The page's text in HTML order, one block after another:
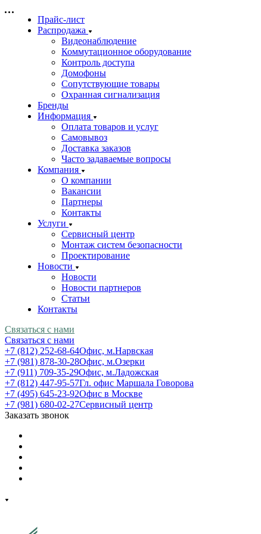
Прайс-лист
Распродажа
Видеонаблюдение
Коммутационное оборудование
Контроль доступа
Домофоны
Сопутствующие товары
Охранная сигнализация
Бренды
Информация
Оплата товаров и услуг
Самовывоз
Доставка заказов
Часто задаваемые вопросы
Компания
О компании
Вакансии
Партнеры
Контакты
Услуги
Сервисный центр
Монтаж систем безопасности
Проектирование
Новости
Новости
Новости партнеров
Статьи
Контакты
Связаться с нами
Связаться с нами
+7 (812) 252-68-64Офис, м.Нарвская
+7 (981) 878-30-28Офис, м.Озерки
+7 (911) 709-35-29Офис, м.Ладожская
+7 (812) 447-95-57Гл. офис Маршала Говорова
+7 (495) 645-23-92Офис в Москве
+7 (981) 680-02-27Сервисный центр
Заказать звонок